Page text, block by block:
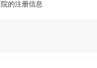
的注册信息